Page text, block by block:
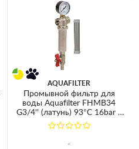
AQUAFILTER
Промывной фильтр для
воды Aquafilter FHMB34
G3/4'' (латунь) 93°C 16bar с
картриджем 100mcr и
манометром